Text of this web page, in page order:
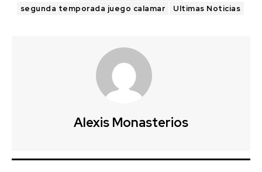
segunda temporada juego calamar
Ultimas Noticias
Alexis Monasterios